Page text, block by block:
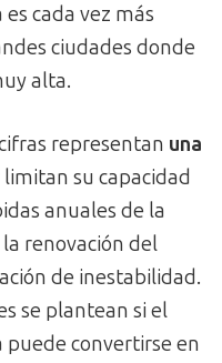
cada vez más
ciudades donde
alta.
representan una
limitan su capacidad
anuales de la
renovación del
de inestabilidad.
se plantean si el
convertirse en